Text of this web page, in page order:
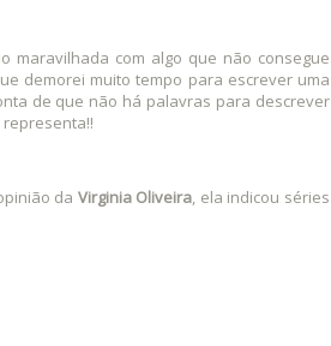
maravilhada com algo que não consegue
demorei muito tempo para escrever uma
de que não há palavras para descrever
da Virginia Oliveira , ela indicou séries